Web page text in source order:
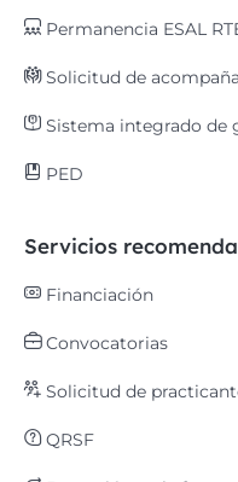
Permanencia ESAL
Solicitud de
Sistema integrado de
PED
Servicios
Financiación
Convocatorias
Solicitud de
QRSF